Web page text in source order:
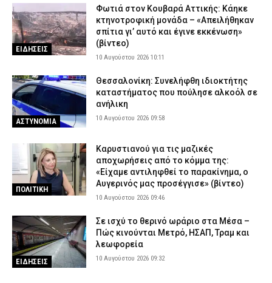
ΕΙΔΗΣΕΙΣ
Φωτιά στον Κουβαρά Αττικής: Κάηκε
κτηνοτροφική μονάδα – «Απειλήθηκαν
σπίτια γι’ αυτό και έγινε εκκένωση»
(βίντεο)
10 Αυγούστου 2026 10:11
ΑΣΤΥΝΟΜΙΑ
Θεσσαλονίκη: Συνελήφθη ιδιοκτήτης
καταστήματος που πούλησε αλκοόλ σε
ανήλικη
10 Αυγούστου 2026 09:58
ΠΟΛΙΤΙΚΗ
Καρυστιανού για τις μαζικές
αποχωρήσεις από το κόμμα της:
«Είχαμε αντιληφθεί το παρακίνημα, ο
Αυγερινός μας προσέγγισε» (βίντεο)
10 Αυγούστου 2026 09:46
ΕΙΔΗΣΕΙΣ
Σε ισχύ το θερινό ωράριο στα Μέσα –
Πώς κινούνται Μετρό, ΗΣΑΠ, Τραμ και
λεωφορεία
10 Αυγούστου 2026 09:32